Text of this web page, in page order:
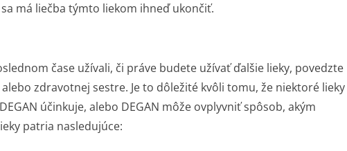
má liečba týmto liekom ihneď ukončiť.
čase užívali, či práve budete užívať ďalšie lieky, povedzte
zdravotnej sestre. Je to dôležité kvôli tomu, že niektoré lieky
účinkuje, alebo DEGAN môže ovplyvniť spôsob, akým
patria nasledujúce: